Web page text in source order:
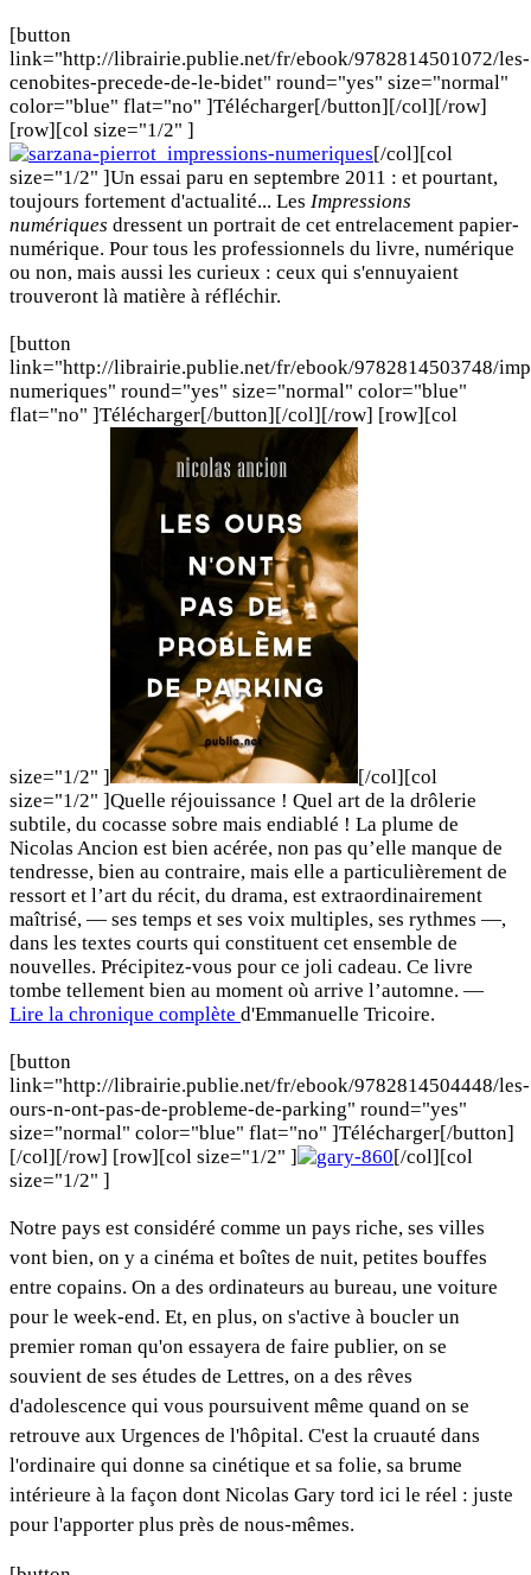
[button
link="http://librairie.publie.net/fr/ebook/9782814501072/les-
cenobites-precede-de-le-bidet" round="yes" size="normal"
color="blue" flat="no" ]Télécharger[/button][/col][/row]
[row][col size="1/2" ]
[/col][col
size="1/2" ]Un essai paru en septembre 2011 : et pourtant,
toujours fortement d'actualité... Les Impressions
numériques dressent un portrait de cet entrelacement papier-
numérique. Pour tous les professionnels du livre, numérique
ou non, mais aussi les curieux : ceux qui s'ennuyaient
trouveront là matière à réfléchir.
[button
link="http://librairie.publie.net/fr/ebook/9782814503748/
numeriques" round="yes" size="normal" color="blue"
flat="no" ]Télécharger[/button][/col][/row] [row][col
size="1/2" ]
[/col][col
size="1/2" ]Quelle réjouissance ! Quel art de la drôlerie
subtile, du cocasse sobre mais endiablé ! La plume de
Nicolas Ancion est bien acérée, non pas qu’elle manque de
tendresse, bien au contraire, mais elle a particulièrement de
ressort et l’art du récit, du drama, est extraordinairement
maîtrisé, — ses temps et ses voix multiples, ses rythmes —,
dans les textes courts qui constituent cet ensemble de
nouvelles. Précipitez-vous pour ce joli cadeau. Ce livre
tombe tellement bien au moment où arrive l’automne. —
Lire la chronique complète d'Emmanuelle Tricoire.
[button
link="http://librairie.publie.net/fr/ebook/9782814504448/les-
ours-n-ont-pas-de-probleme-de-parking" round="yes"
size="normal" color="blue" flat="no" ]Télécharger[/button]
[/col][/row] [row][col size="1/2" ]
[/col][col
size="1/2" ]
Notre pays est considéré comme un pays riche, ses villes
vont bien, on y a cinéma et boîtes de nuit, petites bouffes
entre copains. On a des ordinateurs au bureau, une voiture
pour le week-end. Et, en plus, on s'active à boucler un
premier roman qu'on essayera de faire publier, on se
souvient de ses études de Lettres, on a des rêves
d'adolescence qui vous poursuivent même quand on se
retrouve aux Urgences de l'hôpital. C'est la cruauté dans
l'ordinaire qui donne sa cinétique et sa folie, sa brume
intérieure à la façon dont Nicolas Gary tord ici le réel : juste
pour l'apporter plus près de nous-mêmes.